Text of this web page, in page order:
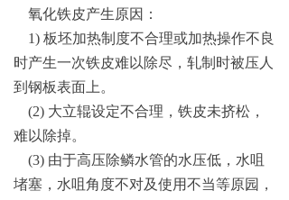
氧化铁皮产生原因：
1) 板坯加热制度不合理或加热操作不良
时产生一次铁皮难以除尽，轧制时被压人
到钢板表面上。
(2) 大立辊设定不合理，铁皮未挤松，
难以除掉。
(3) 由于高压除鳞水管的水压低，水咀
堵塞，水咀角度不对及使用不当等原园，